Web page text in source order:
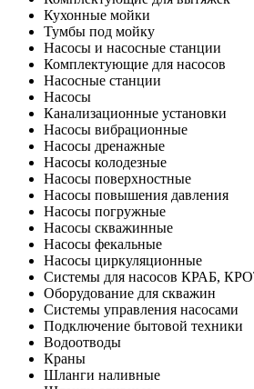
Кухонные мойки
Тумбы под мойку
Насосы и насосные станции
Комплектующие для насосов
Насосные станции
Насосы
Канализационные установки
Насосы вибрационные
Насосы дренажные
Насосы колодезные
Насосы поверхностные
Насосы повышения давления
Насосы погружные
Насосы скважинные
Насосы фекальные
Насосы циркуляционные
Системы для насосов КРАБ,
Оборудование для скважин
Системы управления насосами
Подключение бытовой техники
Водоотводы
Краны
Шланги наливные